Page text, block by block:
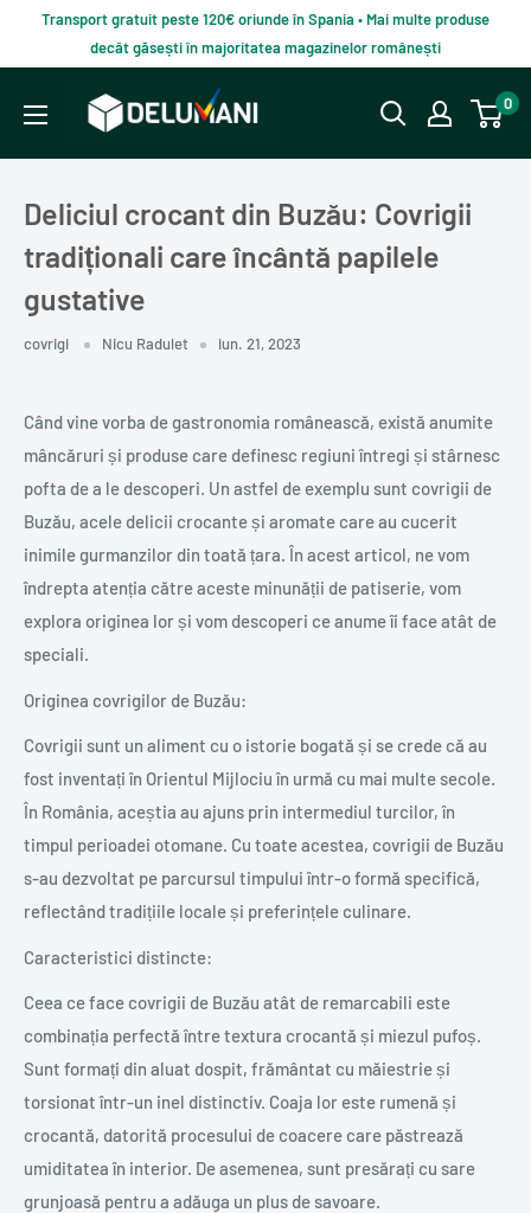
continut
Transport gratuit peste 120€ oriunde în Spania • Mai multe produse
decât găsești în majoritatea magazinelor românești
Delumani
Magazin
românesc
online
0
Deliciul crocant din Buzău: Covrigii
tradiționali care încântă papilele
gustative
covrigi Nicu Radulet iun. 21, 2023
Când vine vorba de gastronomia românească, există anumite
mâncăruri și produse care definesc regiuni întregi și stârnesc
pofta de a le descoperi. Un astfel de exemplu sunt covrigii de
Buzău, acele delicii crocante și aromate care au cucerit
inimile gurmanzilor din toată țara. În acest articol, ne vom
îndrepta atenția către aceste minunății de patiserie, vom
explora originea lor și vom descoperi ce anume îi face atât de
speciali.
Originea covrigilor de Buzău:
Covrigii sunt un aliment cu o istorie bogată și se crede că au
fost inventați în Orientul Mijlociu în urmă cu mai multe secole.
În România, aceștia au ajuns prin intermediul turcilor, în
timpul perioadei otomane. Cu toate acestea, covrigii de Buzău
s-au dezvoltat pe parcursul timpului într-o formă specifică,
reflectând tradițiile locale și preferințele culinare.
Caracteristici distincte:
Ceea ce face covrigii de Buzău atât de remarcabili este
combinația perfectă între textura crocantă și miezul pufoș.
Sunt formați din aluat dospit, frământat cu măiestrie și
torsionat într-un inel distinctiv. Coaja lor este rumenă și
crocantă, datorită procesului de coacere care păstrează
umiditatea în interior. De asemenea, sunt presărați cu sare
grunjoasă pentru a adăuga un plus de savoare.